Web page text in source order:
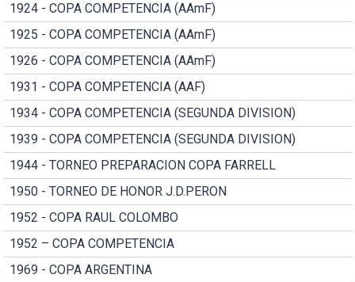
1924 - COPA COMPETENCIA (AAmF)
1925 - COPA COMPETENCIA (AAmF)
1926 - COPA COMPETENCIA (AAmF)
1931 - COPA COMPETENCIA (AAF)
1934 - COPA COMPETENCIA (SEGUNDA DIVISION)
1939 - COPA COMPETENCIA (SEGUNDA DIVISION)
1944 - TORNEO PREPARACION COPA FARRELL
1950 - TORNEO DE HONOR J.D.PERON
1952 - COPA RAUL COLOMBO
1952 – COPA COMPETENCIA
1969 - COPA ARGENTINA